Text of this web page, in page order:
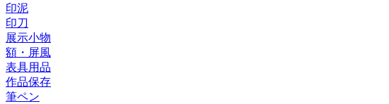
印泥
印刀
展示小物
額・屏風
表具用品
作品保存
筆ペン